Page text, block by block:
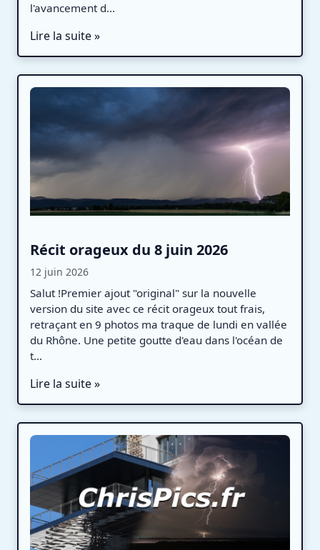
l'avancement d...
Lire la suite »
Récit orageux du 8 juin 2026
12 juin 2026
Salut !Premier ajout "original" sur la nouvelle
version du site avec ce récit orageux tout frais,
retraçant en 9 photos ma traque de lundi en vallée
du Rhône. Une petite goutte d'eau dans l'océan de
t...
Lire la suite »